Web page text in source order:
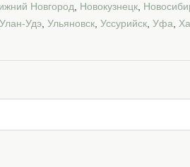
Новгород Новокузнецк
Улан-Удэ Ульяновск Уссурийск Уфа